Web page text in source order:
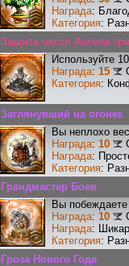
Награда:
Категория:
Защита чести Ангела
Используйте
Награда: 15
Категория:
Заглянувший на огонек
Вы неплохо
Награда: 10
Награда:
Категория:
Грандмастер Боев
Вы
Награда: 10
Награда:
Категория:
Гроза Нового Года